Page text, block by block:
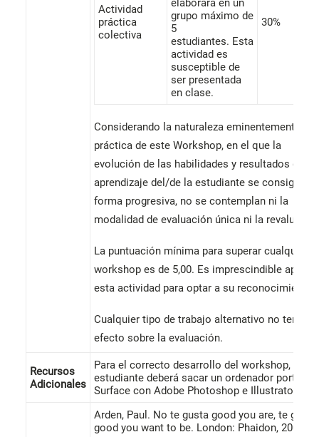
Actividad
práctica
colectiva
elaborará en un
grupo máximo de
5
estudiantes. Esta
actividad es
susceptible de
ser presentada
en clase.
30%
Considerando la naturaleza eminentemente
práctica de este Workshop, en el que la
evolución de las habilidades y resultados del
aprendizaje del/de la estudiante se consiguen
forma progresiva, no se contemplan ni la
modalidad de evaluación única ni la
La puntuación mínima para superar cualquier
workshop es de 5,00. Es imprescindible
esta actividad para optar a su reconocimiento.
Cualquier tipo de trabajo alternativo no tendrá
efecto sobre la evaluación.
Recursos
Adicionales
Para el correcto desarrollo del workshop, el/la
estudiante deberá sacar un ordenador portátil o
Surface con Adobe Photoshop e Illustrator.
Arden, Paul. No te gusta good you are, te go
good you want to be. London: Phaidon, 2002.